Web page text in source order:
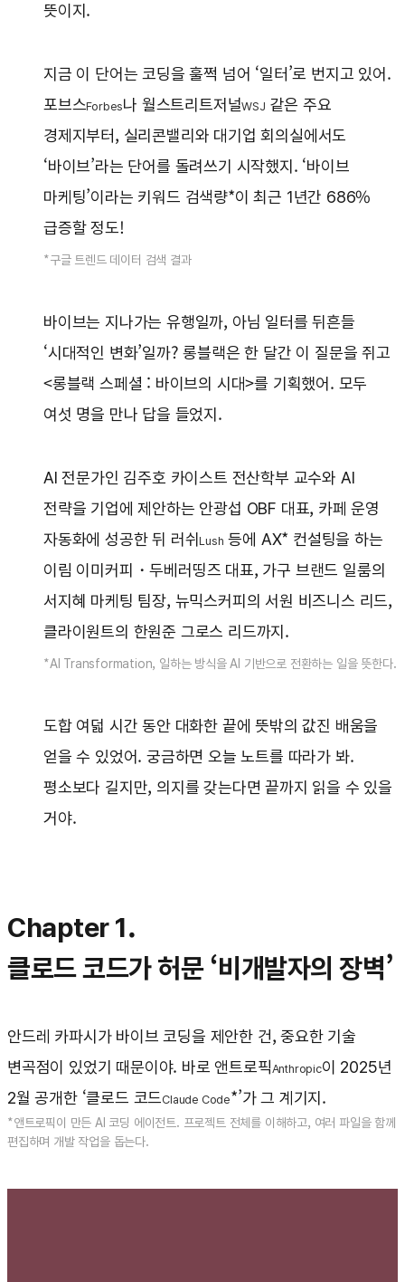
뜻이지.
지금 이 단어는 코딩을 훌쩍 넘어 ‘일터’로 번지고 있어.
포브스Forbes나 월스트리트저널WSJ 같은 주요
경제지부터, 실리콘밸리와 대기업 회의실에서도
‘바이브’라는 단어를 돌려쓰기 시작했지. ‘바이브
마케팅’이라는 키워드 검색량*이 최근 1년간 686%
급증할 정도!
*구글 트렌드 데이터 검색 결과
바이브는 지나가는 유행일까, 아님 일터를 뒤흔들
‘시대적인 변화’일까? 롱블랙은 한 달간 이 질문을 쥐고
<롱블랙 스페셜 : 바이브의 시대>를 기획했어. 모두
여섯 명을 만나 답을 들었지.
AI 전문가인 김주호 카이스트 전산학부 교수와 AI
전략을 기업에 제안하는 안광섭 OBF 대표, 카페 운영
자동화에 성공한 뒤 러쉬Lush 등에 AX* 컨설팅을 하는
이림 이미커피・두베러띵즈 대표, 가구 브랜드 일룸의
서지혜 마케팅 팀장, 뉴믹스커피의 서원 비즈니스 리드,
클라이원트의 한원준 그로스 리드까지.
*AI Transformation, 일하는 방식을 AI 기반으로 전환하는 일을 뜻한다.
도합 여덟 시간 동안 대화한 끝에 뜻밖의 값진 배움을
얻을 수 있었어. 궁금하면 오늘 노트를 따라가 봐.
평소보다 길지만, 의지를 갖는다면 끝까지 읽을 수 있을
거야.
Chapter 1.
클로드 코드가 허문 ‘비개발자의 장벽’
안드레 카파시가 바이브 코딩을 제안한 건, 중요한 기술
변곡점이 있었기 때문이야. 바로 앤트로픽Anthropic이 2025년
2월 공개한 ‘클로드 코드Claude Code*’가 그 계기지.
*앤트로픽이 만든 AI 코딩 에이전트. 프로젝트 전체를 이해하고, 여러 파일을 함께
편집하며 개발 작업을 돕는다.